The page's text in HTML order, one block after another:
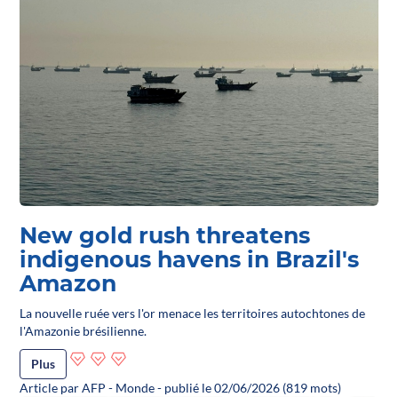
New gold rush threatens
indigenous havens in Brazil's
Amazon
La nouvelle ruée vers l'or menace les territoires autochtones de
l'Amazonie brésilienne.
Plus
Article par AFP - Monde - publié le 02/06/2026 (819 mots)